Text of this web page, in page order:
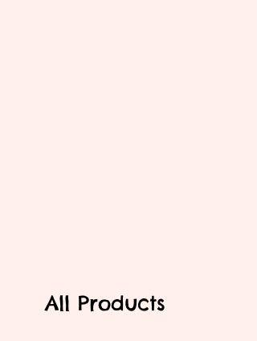
All Products